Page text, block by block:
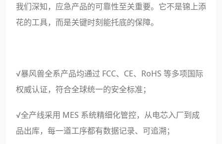
我们深知，应急产品的可靠性至关重要。它不是锦上添
花的工具，而是关键时刻能托底的保障。
√暴风兽全系产品均通过 FCC、CE、RoHS 等多项国际
权威认证，符合全球统一的安全标准；
√全产线采用 MES 系统精细化管控，从电芯入厂到成
品出库，每一道工序都有数据记录、可追溯；